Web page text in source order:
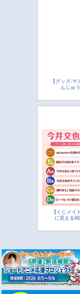
【グッズ-
んじゅ
【くじメイ
に見える